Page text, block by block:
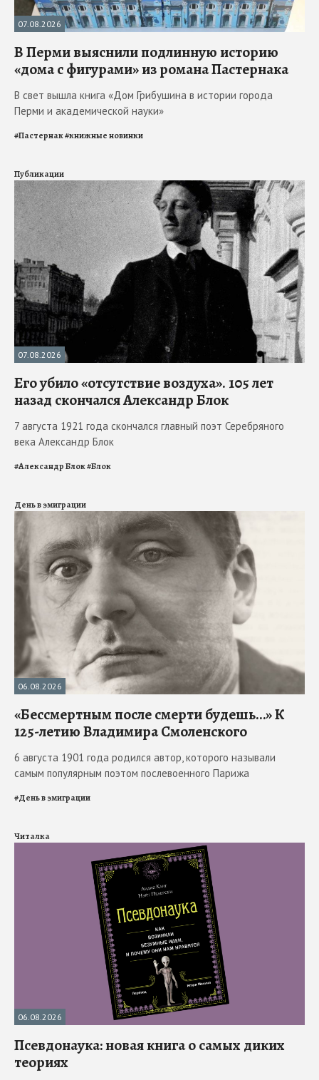
07.08.2026
В Перми выяснили подлинную историю
«дома с фигурами» из романа Пастернака
В свет вышла книга «Дом Грибушина в истории города
Перми и академической науки»
#Пастернак#книжные новинки
Публикации
07.08.2026
Его убило «отсутствие воздуха». 105 лет
назад скончался Александр Блок
7 августа 1921 года скончался главный поэт Серебряного
века Александр Блок
#Александр Блок#Блок
День в эмиграции
06.08.2026
«Бессмертным после смерти будешь…» К
125-летию Владимира Смоленского
6 августа 1901 года родился автор, которого называли
самым популярным поэтом послевоенного Парижа
#День в эмиграции
Читалка
06.08.2026
Псевдонаука: новая книга о самых диких
теориях